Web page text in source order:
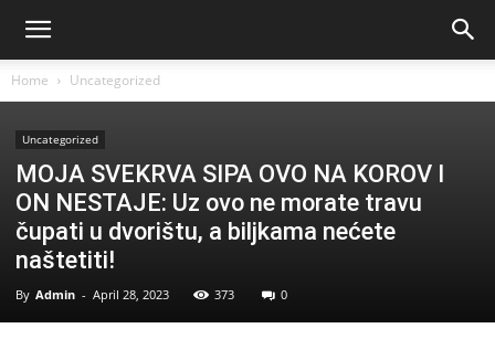
Home Uncategorized
Uncategorized
MOJA SVEKRVA SIPA OVO NA KOROV I
ON NESTAJE: Uz ovo ne morate travu
čupati u dvorištu, a biljkama nećete
naštetiti!
By Admin - April 28, 2023 373 0